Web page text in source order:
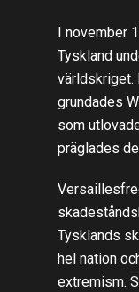
I november
Tyskland
världskriget.
grundades
som
präglades
Tysklands
hel nation
extremism.